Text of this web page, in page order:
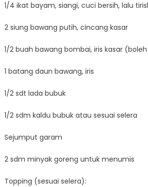
1/4 ikat bayam, siangi, cuci bersih, lalu
2 siung bawang putih, cincang kasar
1/2 buah bawang bombai, iris kasar
1 batang daun bawang, iris
1/2 sdt lada bubuk
1/2 sdm kaldu bubuk atau sesuai selera
Sejumput garam
2 sdm minyak goreng untuk menumis
Topping (sesuai selera):